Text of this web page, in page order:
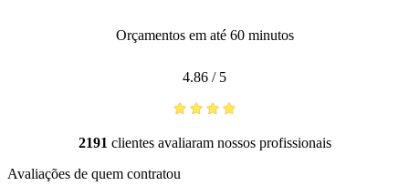
Orçamentos em até 60 minutos
4.86 / 5
2191 clientes avaliaram nossos profissionais
Avaliações de quem contratou